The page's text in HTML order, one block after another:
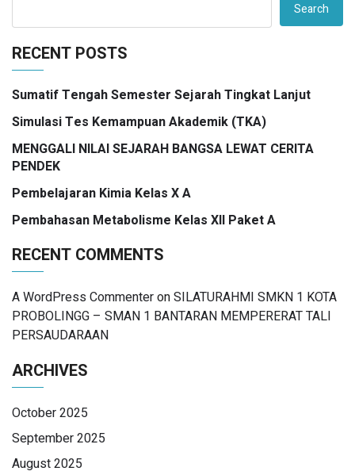
Search
RECENT POSTS
Sumatif Tengah Semester Sejarah Tingkat Lanjut
Simulasi Tes Kemampuan Akademik (TKA)
MENGGALI NILAI SEJARAH BANGSA LEWAT CERITA
PENDEK
Pembelajaran Kimia Kelas X A
Pembahasan Metabolisme Kelas XII Paket A
RECENT COMMENTS
A WordPress CommenteronSILATURAHMI SMKN 1 KOTA
PROBOLINGG – SMAN 1 BANTARAN MEMPERERAT TALI
PERSAUDARAAN
ARCHIVES
October 2025
September 2025
August 2025